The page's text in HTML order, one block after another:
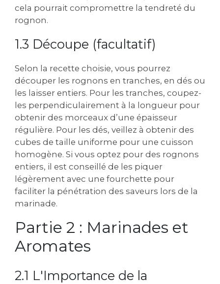
cela pourrait compromettre la tendreté du
rognon.
1.3 Découpe (facultatif)
Selon la recette choisie, vous pourrez
découper les rognons en tranches, en dés ou
les laisser entiers. Pour les tranches, coupez-
les perpendiculairement à la longueur pour
obtenir des morceaux d’une épaisseur
régulière. Pour les dés, veillez à obtenir des
cubes de taille uniforme pour une cuisson
homogène. Si vous optez pour des rognons
entiers, il est conseillé de les piquer
légèrement avec une fourchette pour
faciliter la pénétration des saveurs lors de la
marinade.
Partie 2 : Marinades et
Aromates
2.1 L'Importance de la